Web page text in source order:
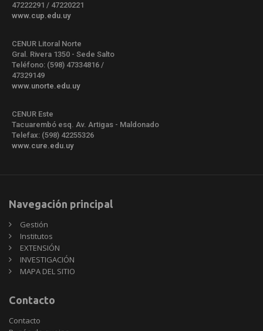
47222291 / 47220221
www.cup.edu.uy
CENUR Litoral Norte
Gral. Rivera 1350 - Sede Salto
Teléfono: (598) 47334816 /
47329149
www.unorte.edu.uy
CENUR Este
Tacuarembó esq. Av. Artigas - Maldonado
Telefax: (598) 42255326
www.cure.edu.uy
Navegación principal
Gestión
Institutos
EXTENSIÓN
INVESTIGACIÓN
MAPA DEL SITIO
Contacto
Contacto